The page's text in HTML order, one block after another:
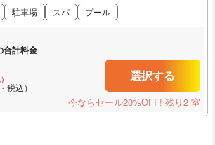
駐車場 スパ プール
合計料金
税込）
選択する
今ならセール20%OFF! 残り2 室